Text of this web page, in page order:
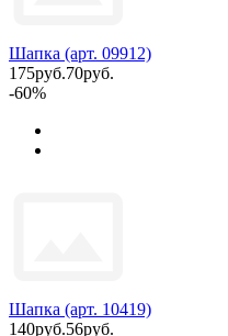
Шапка (арт. 09912)
175руб.70руб.
-60%
Шапка (арт. 10419)
140руб.56руб.